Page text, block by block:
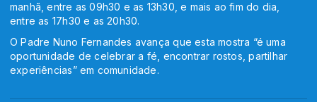
manhã, entre as 09h30 e as 13h30, e mais ao fim do dia,
entre as 17h30 e as 20h30.
O Padre Nuno Fernandes avança que esta mostra “é uma
oportunidade de celebrar a fé, encontrar rostos, partilhar
experiências” em comunidade.